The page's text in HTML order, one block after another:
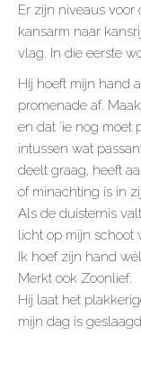
Er zijn niveaus
kansarm naar
vlag. In die eerste
Hij hoeft mijn hand
promenade af.
en dat ‘ie nog moet
intussen wat
deelt graag, heeft
of minachting is in
Als de duisternis
licht op mijn schoot
Ik hoef zíjn hand
Merkt ook Zoonlief.
Hij laat het
mijn dag is